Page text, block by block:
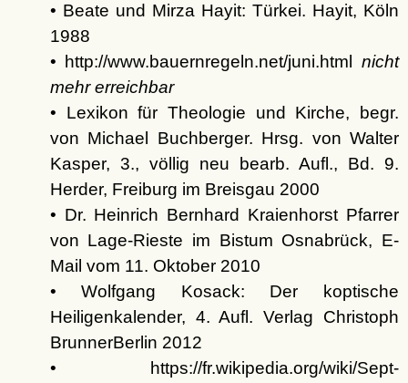
• Beate und Mirza Hayit: Türkei. Hayit, Köln
1988
• http://www.bauernregeln.net/juni.html nicht
mehr erreichbar
• Lexikon für Theologie und Kirche, begr.
von Michael Buchberger. Hrsg. von Walter
Kasper, 3., völlig neu bearb. Aufl., Bd. 9.
Herder, Freiburg im Breisgau 2000
• Dr. Heinrich Bernhard Kraienhorst Pfarrer
von Lage-Rieste im Bistum Osnabrück, E-
Mail vom 11. Oktober 2010
• Wolfgang Kosack: Der koptische
Heiligenkalender, 4. Aufl. Verlag Christoph
BrunnerBerlin 2012
• https://fr.wikipedia.org/wiki/Sept-